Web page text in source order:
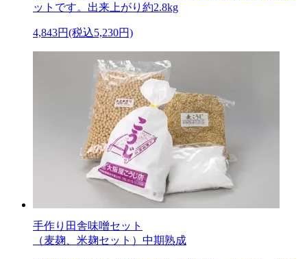
ットです。出来上がり約2.8kg
4,843円(税込5,230円)
手作り田舎味噌セット
（麦麹、米麹セット）中期熟成